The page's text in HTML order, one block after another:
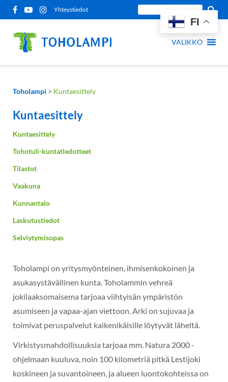
Siirry
sisältöön
Yhteystiedot
sivustolta:
VALIKKO
Toholampi > Kuntaesittely
Kuntaesittely
Kuntaesittely
Tohotuli-kuntatiedotteet
Tilastot
Vaakuna
Kunnantalo
Laskutustiedot
Selviytymisopas
Toholampi on yritysmyönteinen, ihmisenkokoinen ja
asukasystävällinen kunta. Toholammin vehreä
jokilaaksomaisema tarjoaa viihtyisän ympäristön
asumiseen ja vapaa-ajan viettoon. Arki on sujuvaa ja
toimivat peruspalvelut kaikenikäisille löytyvät läheltä.
Virkistysmahdollisuuksia tarjoaa mm. Natura 2000 -
ohjelmaan kuuluva, noin 100 kilometriä pitkä Lestijoki
koskineen ja suvantoineen, ja alueen luontokohteissa on
FI